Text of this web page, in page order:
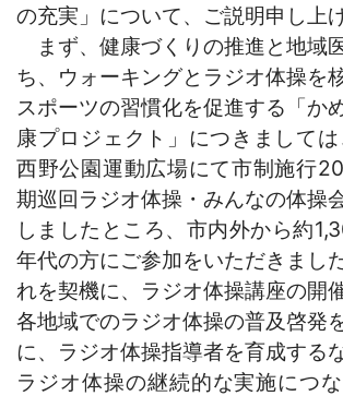
の充実」について、ご説明申し上
まず、健康づくりの推進と地域
ち、ウォーキングとラジオ体操を
スポーツの習慣化を促進する「か
康プロジェクト」につきまして
西野公園運動広場にて市制施行
期巡回ラジオ体操・みんなの体操
しましたところ、市内外から約
年代の方にご参加をいただきまし
れを契機に、ラジオ体操講座の開
各地域でのラジオ体操の普及啓発
に、ラジオ体操指導者を育成する
ラジオ体操の継続的な実施につ